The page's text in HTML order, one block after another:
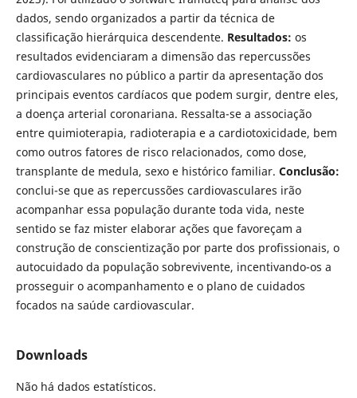
dados, sendo organizados a partir da técnica de
classificação hierárquica descendente. Resultados: os
resultados evidenciaram a dimensão das repercussões
cardiovasculares no público a partir da apresentação dos
principais eventos cardíacos que podem surgir, dentre eles,
a doença arterial coronariana. Ressalta-se a associação
entre quimioterapia, radioterapia e a cardiotoxicidade, bem
como outros fatores de risco relacionados, como dose,
transplante de medula, sexo e histórico familiar. Conclusão:
conclui-se que as repercussões cardiovasculares irão
acompanhar essa população durante toda vida, neste
sentido se faz mister elaborar ações que favoreçam a
construção de conscientização por parte dos profissionais, o
autocuidado da população sobrevivente, incentivando-os a
prosseguir o acompanhamento e o plano de cuidados
focados na saúde cardiovascular.
Downloads
Não há dados estatísticos.